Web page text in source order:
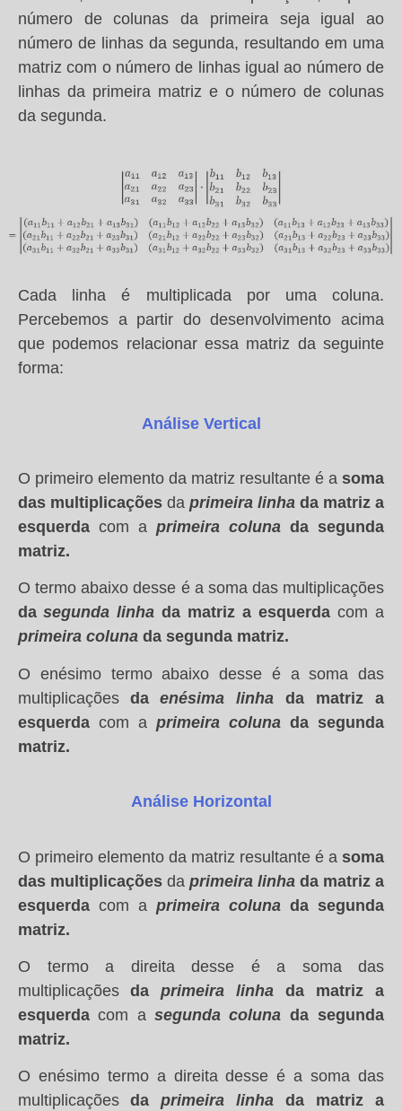
número de colunas da primeira seja igual ao
número de linhas da segunda, resultando em uma
matriz com o número de linhas igual ao número de
linhas da primeira matriz e o número de colunas
da segunda.
Cada linha é multiplicada por uma coluna.
Percebemos a partir do desenvolvimento acima
que podemos relacionar essa matriz da seguinte
forma:
Análise Vertical
O primeiro elemento da matriz resultante é a soma
das multiplicações da primeira linha da matriz a
esquerda com a primeira coluna da segunda
matriz.
O termo abaixo desse é a soma das multiplicações
da segunda linha da matriz a esquerda com a
primeira coluna da segunda matriz.
O enésimo termo abaixo desse é a soma das
multiplicações da enésima linha da matriz a
esquerda com a primeira coluna da segunda
matriz.
Análise Horizontal
O primeiro elemento da matriz resultante é a soma
das multiplicações da primeira linha da matriz a
esquerda com a primeira coluna da segunda
matriz.
O termo a direita desse é a soma das
multiplicações da primeira linha da matriz a
esquerda com a segunda coluna da segunda
matriz.
O enésimo termo a direita desse é a soma das
multiplicações da primeira linha da matriz a